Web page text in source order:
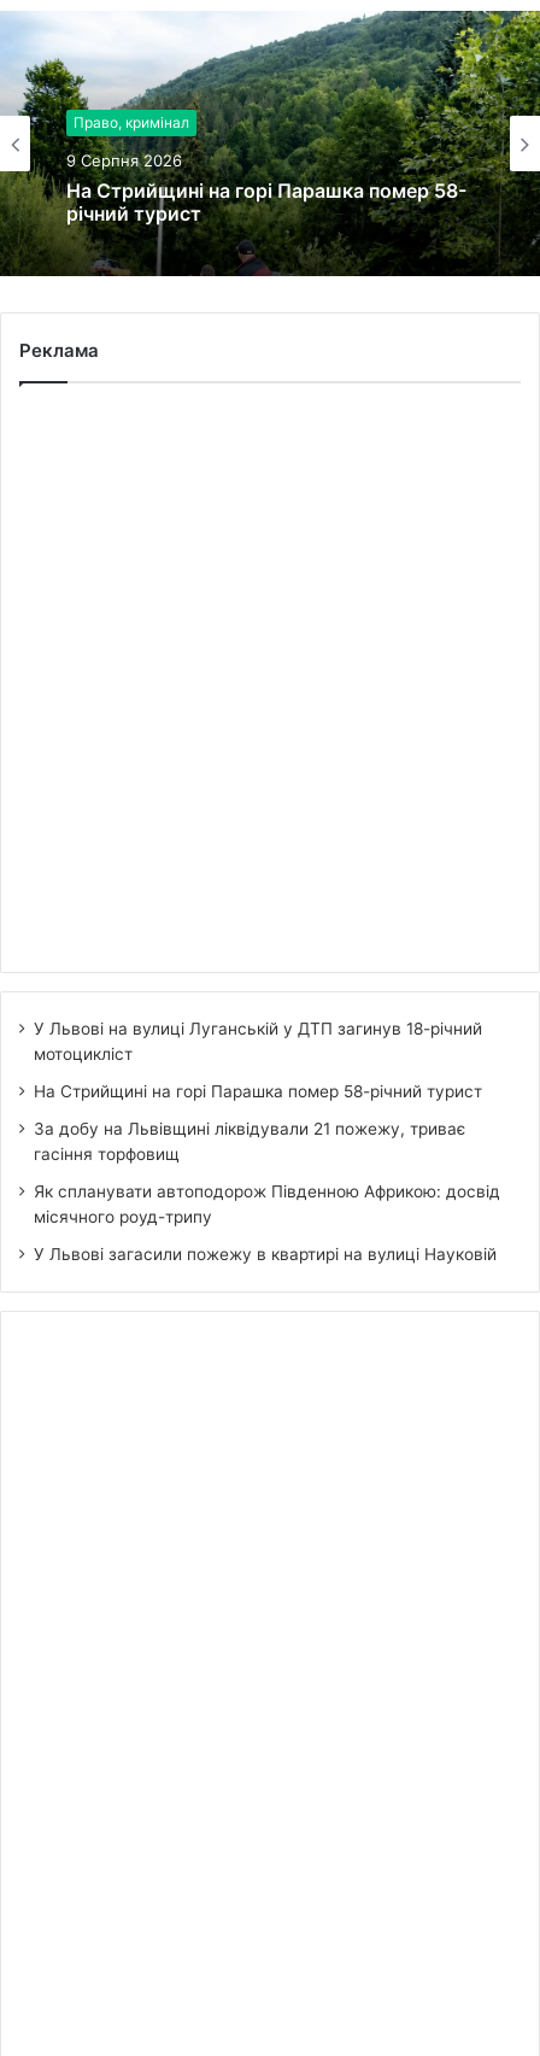
Право, кримінал
9 Серпня 2026
На Стрийщині на горі Парашка помер 58-
річний турист
Реклама
У Львові на вулиці Луганській у ДТП загинув 18-річний
мотоцикліст
На Стрийщині на горі Парашка помер 58-річний турист
За добу на Львівщині ліквідували 21 пожежу, триває
гасіння торфовищ
Як спланувати автоподорож Південною Африкою: досвід
місячного роуд-трипу
У Львові загасили пожежу в квартирі на вулиці Науковій